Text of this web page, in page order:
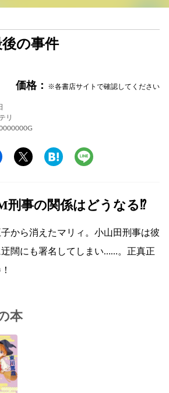
の事件
価格： ※各書店サイトで確認してください
リ
刑事の関係はどうなる⁉
から消えたマリィ。小山田刑事は彼
闊にも署名してしまい……。正真正
本